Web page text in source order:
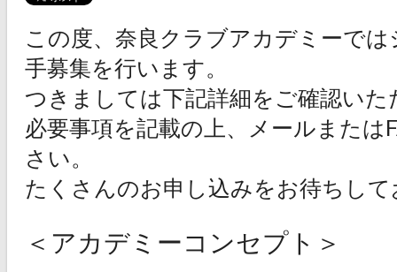
この度、奈良クラブアカデミーで
手募集を行います。
つきましては下記詳細をご確認いた
必要事項を記載の上、メールまたは
さい。
たくさんのお申し込みをお待ちし
＜アカデミーコンセプト＞